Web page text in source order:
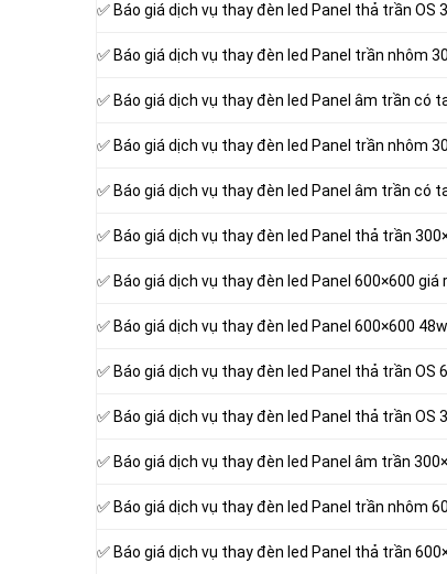
✅ Báo giá dịch vụ thay đèn led Panel thả trần OS
✅ Báo giá dịch vụ thay đèn led Panel trần nhôm
✅ Báo giá dịch vụ thay đèn led Panel âm trần có
✅ Báo giá dịch vụ thay đèn led Panel trần nhôm
✅ Báo giá dịch vụ thay đèn led Panel âm trần có
✅ Báo giá dịch vụ thay đèn led Panel thả trần
✅ Báo giá dịch vụ thay đèn led Panel 600×600 giá
✅ Báo giá dịch vụ thay đèn led Panel 600×600
✅ Báo giá dịch vụ thay đèn led Panel thả trần OS
✅ Báo giá dịch vụ thay đèn led Panel thả trần OS
✅ Báo giá dịch vụ thay đèn led Panel âm trần
✅ Báo giá dịch vụ thay đèn led Panel trần nhôm
✅ Báo giá dịch vụ thay đèn led Panel thả trần